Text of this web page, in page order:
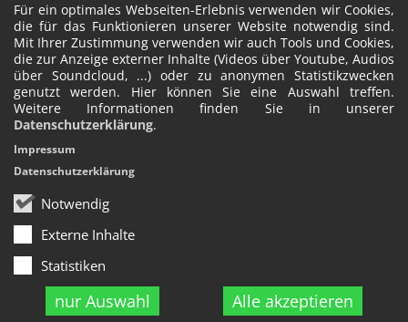
Für ein optimales Webseiten-Erlebnis verwenden wir Cookies,
die für das Funktionieren unserer Website notwendig sind.
Mit Ihrer Zustimmung verwenden wir auch Tools und Cookies,
die zur Anzeige externer Inhalte (Videos über Youtube, Audios
über Soundcloud, ...) oder zu anonymen Statistikzwecken
genutzt werden. Hier können Sie eine Auswahl treffen.
Weitere Informationen finden Sie in unserer
Datenschutzerklärung.
Notwendig
Externe Inhalte
Statistiken
nur Auswahl Alle akzeptieren
Impressum
Datenschutzerklärung